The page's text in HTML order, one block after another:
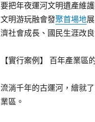
要把年夜運河文明遺產維
文明游玩融會發聚首場地
濟社會成長、國民生涯改
【實行案例】 百年產業區
流淌千年的古運河，繪就
業區。